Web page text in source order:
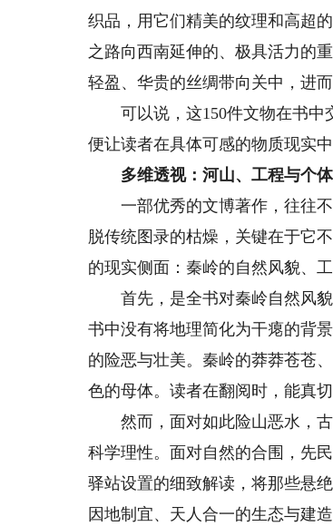
织品，用它们精美的纹理和高超
之路向西南延伸的、极具活力的
轻盈、华贵的丝绸带向关中，进而
可以说，这150件文物在书中
便让读者在具体可感的物质现实
多维透视：河山、工程与个体
一部优秀的文博著作，往往不
脱传统图录的枯燥，关键在于它
的现实侧面：秦岭的自然风貌、
首先，是全书对秦岭自然风貌
书中没有将地理简化为干瘪的背
的险恶与壮美。秦岭的莽莽苍苍
色的母体。读者在翻阅时，能真
然而，面对如此险山恶水，古
科学理性。面对自然的合围，先
驿站设置的细致解读，将那些悬
因地制宜、天人合一的生态与建